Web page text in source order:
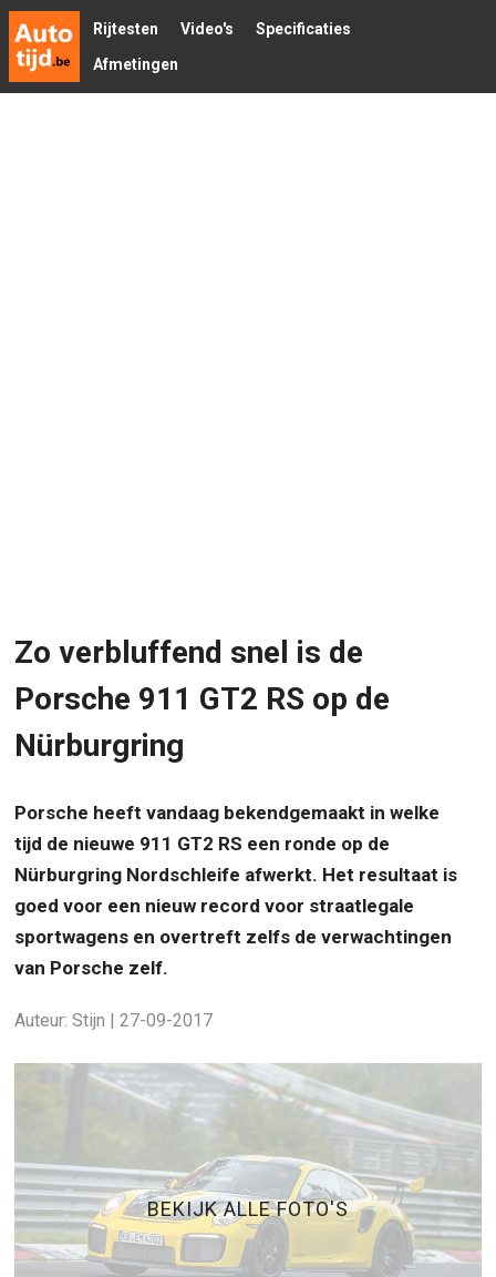
Rijtesten Video's
Specificaties
Afmetingen
Zo verbluffend snel is de
Porsche 911 GT2 RS op de
Nürburgring
Porsche heeft vandaag bekendgemaakt in welke
tijd de nieuwe 911 GT2 RS een ronde op de
Nürburgring Nordschleife afwerkt. Het resultaat is
goed voor een nieuw record voor straatlegale
sportwagens en overtreft zelfs de verwachtingen
van Porsche zelf.
Auteur: Stijn | 27-09-2017
BEKIJK ALLE FOTO'S